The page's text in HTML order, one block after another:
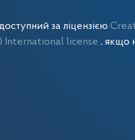
за ліцензією
license , якщо